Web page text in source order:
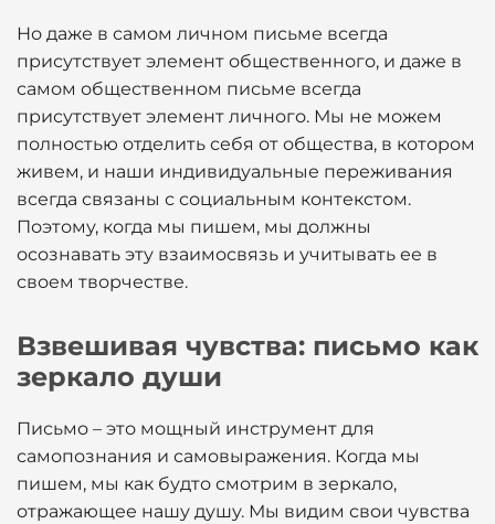
Но даже в самом личном письме всегда
присутствует элемент общественного, и даже в
самом общественном письме всегда
присутствует элемент личного. Мы не можем
полностью отделить себя от общества, в котором
живем, и наши индивидуальные переживания
всегда связаны с социальным контекстом.
Поэтому, когда мы пишем, мы должны
осознавать эту взаимосвязь и учитывать ее в
своем творчестве.
Взвешивая чувства: письмо как
зеркало души
Письмо – это мощный инструмент для
самопознания и самовыражения. Когда мы
пишем, мы как будто смотрим в зеркало,
отражающее нашу душу. Мы видим свои чувства